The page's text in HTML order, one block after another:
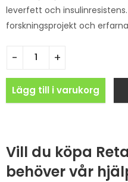
leverfett och
forskningsprojekt och
Lägg till i varukorg
Vill du köpa
behöver vår